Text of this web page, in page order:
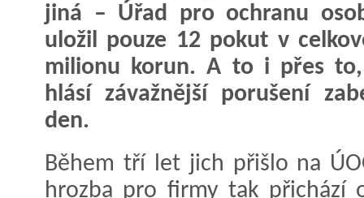
jiná – Úřad pro ochranu
uložil pouze 12 pokut v
milionu korun. A to i přes
hlásí závažnější porušení
den.
Během tří let jich přišlo na
hrozba pro firmy tak přichází